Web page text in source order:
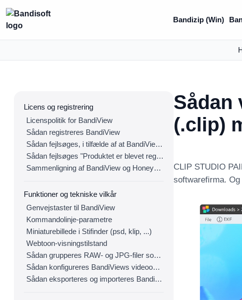
Bandizip (Win)
Licens og registrering
Licenspolitik for BandiView
Sådan registreres BandiView
Sådan fejlsøges, i tilfælde af at BandiView ikke kan registreres
Sådan fejlsøges "Produktet er blevet registreret på for mange enheder."
Sammenligning af BandiView og Honeyview
Funktioner og tekniske vilkår
Genvejstaster til BandiView
Kommandolinje-parametre
Miniaturebillede i Stifinder (psd, klip, ...)
Webtoon-visningstilstand
Sådan grupperes RAW- og JPG-filer som et enkelt billede
Sådan konfigureres BandiViews videooutput
Sådan eksporteres og importeres BandiView-indstillinger
Sådan
(.clip)
CLIP STUDIO
softwarefirma.